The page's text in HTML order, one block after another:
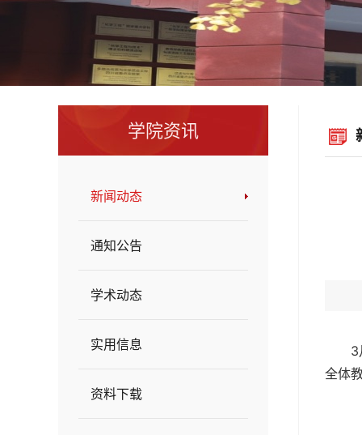
学院资讯
新闻动态
通知公告
学术动态
实用信息
资料下载
3
全体